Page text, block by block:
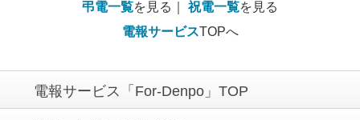
弔電一覧を見る｜祝電一覧を見る
電報サービスTOPへ
電報サービス「For-Denpo」TOP